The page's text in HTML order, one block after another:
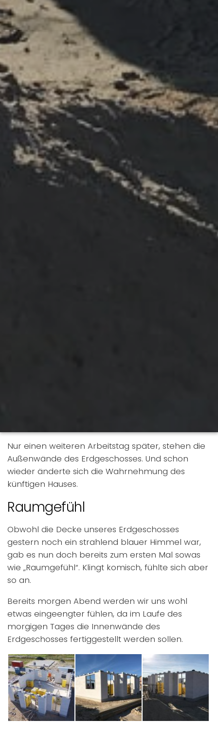
Nur einen weiteren Arbeitstag später, stehen die
Außenwände des Erdgeschosses. Und schon
wieder änderte sich die Wahrnehmung des
künftigen Hauses.
Raumgefühl
Obwohl die Decke unseres Erdgeschosses
gestern noch ein strahlend blauer Himmel war,
gab es nun doch bereits zum ersten Mal sowas
wie „Raumgefühl“. Klingt komisch, fühlte sich aber
so an.
Bereits morgen Abend werden wir uns wohl
etwas eingeengter fühlen, da im Laufe des
morgigen Tages die Innenwände des
Erdgeschosses fertiggestellt werden sollen.